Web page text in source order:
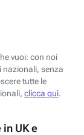
vuoi: con noi
nazionali, senza
tutte le
clicca qui.
UK e